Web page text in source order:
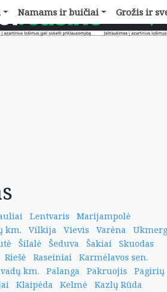
Namams ir buičiai Grožis ir
Lentvaris
Marijampolė
km. Vilkija Vievis Varėna
Šilalė Šeduva Šakiai
Skuodas
Riešė Raseiniai
Karmėlavos sen.
km. Palanga Pakruojis
Pagirių
Klaipėda Kelmė
Kazlų Rūda